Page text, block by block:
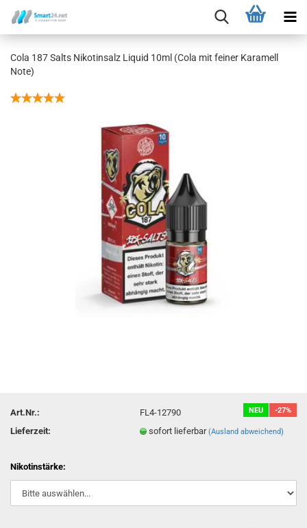
Cola 187 Salts Nikotinsalz Liquid 10ml (Cola mit feiner Karamell
Note)
NEU -27%
Art.Nr.:
FL4-12790
Lieferzeit:
sofort lieferbar(Ausland abweichend)
Nikotinstärke: